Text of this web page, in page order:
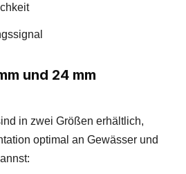
und 24 mm
in zwei Größen erhältlich,
optimal an Gewässer und